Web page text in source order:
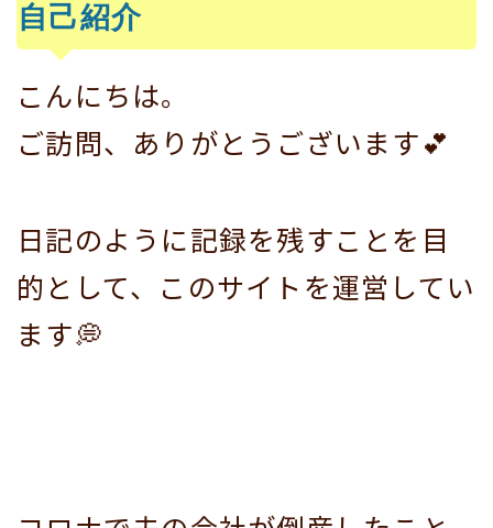
自己紹介
こんにちは。
ご訪問、ありがとうございます💕
日記のように記録を残すことを目
的として、このサイトを運営してい
ます💭